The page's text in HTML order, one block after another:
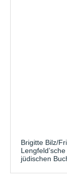
Brigitte Bilz/
jüdischen